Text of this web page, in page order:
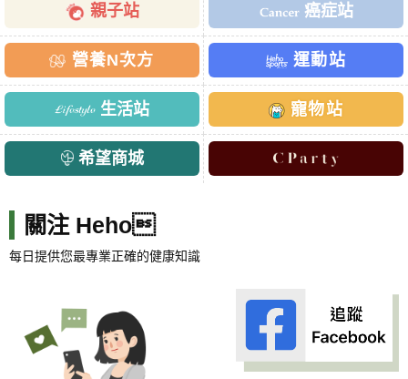
親子站 癌症站
營養N次方 運動站
生活站 寵物站
希望商城
關注 Heho
每日提供您最專業正確的健康知識